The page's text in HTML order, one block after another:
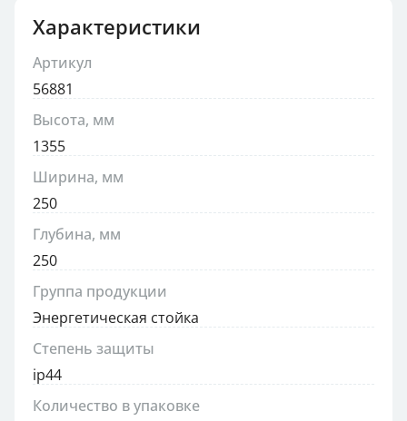
Характеристики
Артикул
56881
Высота, мм
1355
Ширина, мм
250
Глубина, мм
250
Группа продукции
Энергетическая стойка
Степень защиты
ip44
Количество в упаковке